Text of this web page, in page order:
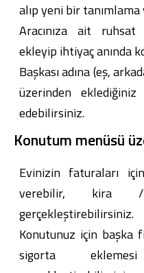
Dijital Bankacılık Hakkımızda
Şube ve ATM’ler
Dijital Bankacılık Hakkımızda
Şube ve ATM’ler
Englishالعربية
alıp yeni bir
Aracınıza ait
ekleyip ihtiyaç anında
Başkası adına (eş,
üzerinden
edebilirsiniz.
Konutum menüsü
Evinizin faturaları
verebilir, kira /
gerçekleştirebilirsiniz.
Konutunuz için başka
sigorta